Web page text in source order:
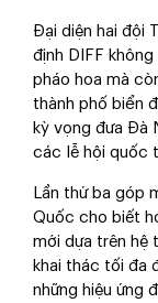
Đại diện hai đội
định DIFF
pháo hoa mà
thành phố biển
kỳ vọng đưa Đà
các lễ hội quốc
Lần thứ ba góp
Quốc cho biết
mới dựa trên hệ
khai thác tối đa
những hiệu ứng